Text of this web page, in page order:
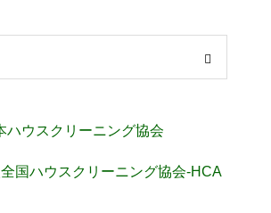
ハウスクリーニング協会
国ハウスクリーニング協会-HCA